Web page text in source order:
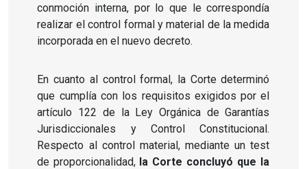
conmoción interna, por lo que le correspondía
realizar el control formal y material de la medida
incorporada en el nuevo decreto.
En cuanto al control formal, la Corte determinó
que cumplía con los requisitos exigidos por el
artículo 122 de la Ley Orgánica de Garantías
Jurisdiccionales y Control Constitucional.
Respecto al control material, mediante un test
de proporcionalidad, la Corte concluyó que la